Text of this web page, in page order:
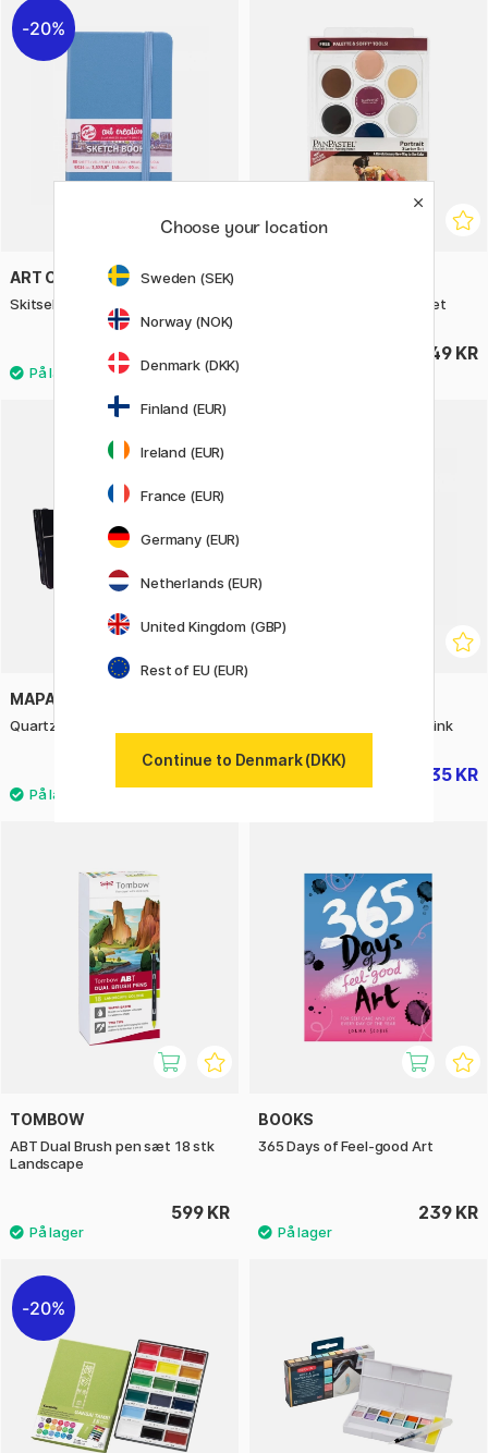
20%
ART CREATION
Skitsebog Pocket Lake Blue Soft Pastel Pan Portrait Set
749 KR
MAPAC
Quartz Portfolio A4 Skitsebog Pocket Pastel Pink
35 KR
TOMBOW
ABT Dual Brush pen sæt 18 stk
Landscape
599 KR
BOOKS
365 Days of Feel-good Art
239 KR
20%
Choose your location
Sweden (SEK)
Norway (NOK)
Denmark (DKK)
Finland (EUR)
Ireland (EUR)
France (EUR)
Germany (EUR)
Netherlands (EUR)
United Kingdom (GBP)
Rest of EU (EUR)
Continue to Denmark (DKK)